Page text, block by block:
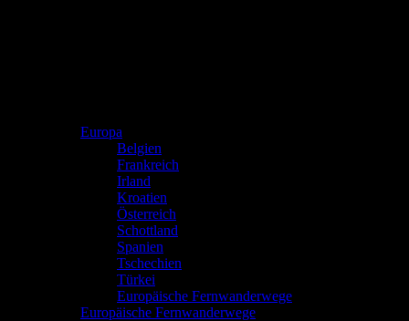
Europa
Belgien
Frankreich
Irland
Kroatien
Österreich
Schottland
Spanien
Tschechien
Türkei
Europäische Fernwanderwege
Europäische Fernwanderwege